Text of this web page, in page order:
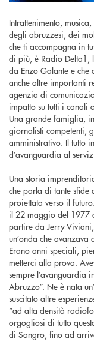
Intrattenimento,
degli abruzzesi, dei
che ti accompagna in
di più, è Radio Delta1,
da Enzo Galante e
anche altre importanti
agenzia di
impatto su tutti i
Una grande famiglia,
giornalisti competenti,
amministrativo. Il tutto
d’avanguardia al
Una storia
che parla di tante sfide
proiettata verso il
il 22 maggio del 1977
partire da Jerry
un’onda che
Erano anni speciali,
metterci alla prova.
sempre l’avanguardia
Abruzzo”. Ne è nata
suscitato altre
“ad alta densità
orgogliosi di tutto
di Sangro, fino ad